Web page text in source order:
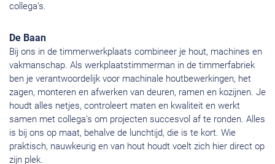
collega’s.
De Baan
Bij ons in de timmerwerkplaats combineer je hout, machines en
vakmanschap. Als werkplaatstimmerman in de timmerfabriek
ben je verantwoordelijk voor machinale houtbewerkingen, het
zagen, monteren en afwerken van deuren, ramen en kozijnen. Je
houdt alles netjes, controleert maten en kwaliteit en werkt
samen met collega’s om projecten succesvol af te ronden. Alles
is bij ons op maat, behalve de lunchtijd, die is te kort. Wie
praktisch, nauwkeurig en van hout houdt voelt zich hier direct op
zijn plek.